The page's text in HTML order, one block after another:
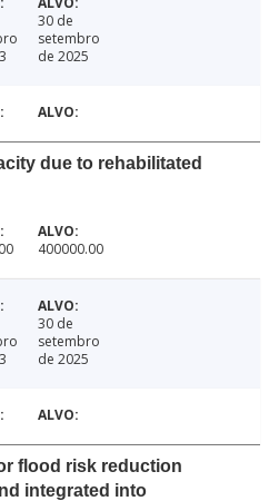
30 de
setembro
de 2025
due to rehabilitated
400000.00
30 de
setembro
de 2025
flood risk reduction
integrated into